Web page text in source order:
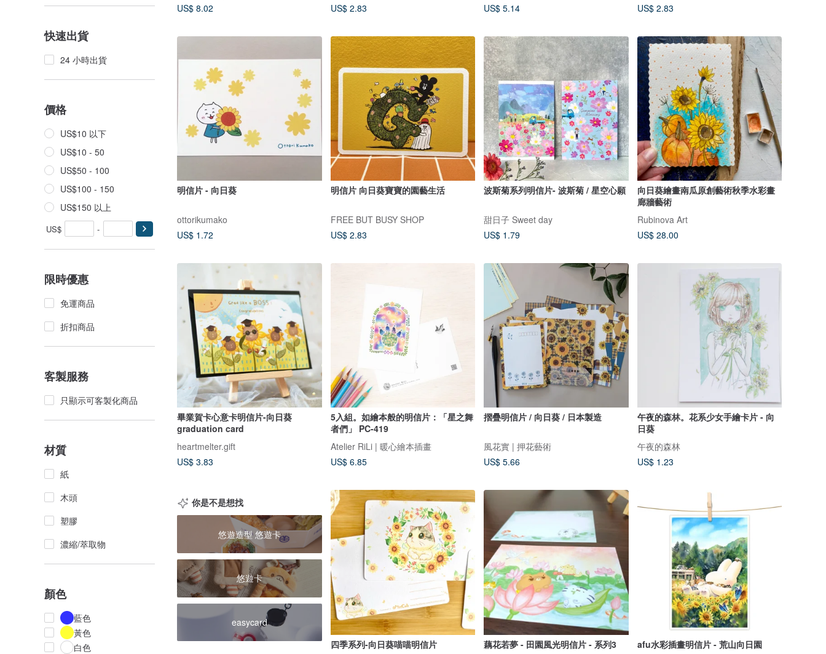
快速出貨
24 小時出貨
價格
US$10 以下
US$10 - 50
US$50 - 100
US$100 - 150
US$150 以上
US$ -
限時優惠
免運商品
折扣商品
客製服務
只顯示可客製化商品
材質
紙
木頭
塑膠
濃縮/萃取物
顏色
藍色
黃色
白色
US$ 8.02
US$ 2.83
US$ 5.14
US$ 2.83
明信片 - 向日葵
ottorikumako
US$ 1.72
明信片 向日葵寶寶的園藝生活
FREE BUT BUSY SHOP
US$ 2.83
波斯菊系列明信片- 波斯菊 / 星空心願
甜日子 Sweet day
US$ 1.79
向日葵繪畫南瓜原創藝術秋季水彩畫
廊牆藝術
Rubinova Art
US$ 28.00
畢業賀卡心意卡明信片-向日葵
graduation card
heartmelter.gift
US$ 3.83
5入組。如繪本般的明信片：「星之舞
者們」 PC-419
Atelier RiLi | 暖心繪本插畫
US$ 6.85
摺疊明信片 / 向日葵 / 日本製造
風花實 | 押花藝術
US$ 5.66
午夜的森林。花系少女手繪卡片 - 向
日葵
午夜的森林
US$ 1.23
你是不是想找
悠遊造型 悠遊卡
悠遊卡
easycard
四季系列-向日葵喵喵明信片
藕花若夢 - 田園風光明信片 - 系列3 afu水彩插畫明信片 - 荒山向日園